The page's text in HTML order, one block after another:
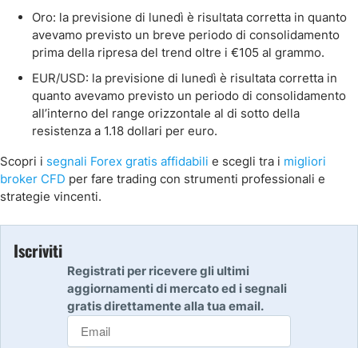
Oro: la previsione di lunedì è risultata corretta in quanto
avevamo previsto un breve periodo di consolidamento
prima della ripresa del trend oltre i €105 al grammo.
EUR/USD: la previsione di lunedì è risultata corretta in
quanto avevamo previsto un periodo di consolidamento
all’interno del range orizzontale al di sotto della
resistenza a 1.18 dollari per euro.
Scopri i segnali Forex gratis affidabili e scegli tra i migliori
broker CFD per fare trading con strumenti professionali e
strategie vincenti.
Iscriviti
Registrati per ricevere gli ultimi
aggiornamenti di mercato ed i segnali
gratis direttamente alla tua email.